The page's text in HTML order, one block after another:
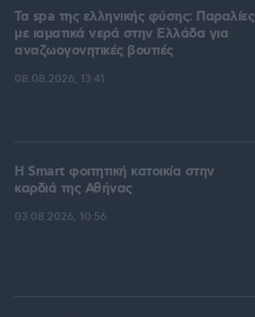
Τα spa της ελληνικής φύσης: Παραλίες
με ιαματικά νερά στην Ελλάδα για
αναζωογονητικές βουτιές
08.08.2026, 13:41
Η Smart φοιτητική κατοικία στην
καρδιά της Αθήνας
03.08.2026, 10:56